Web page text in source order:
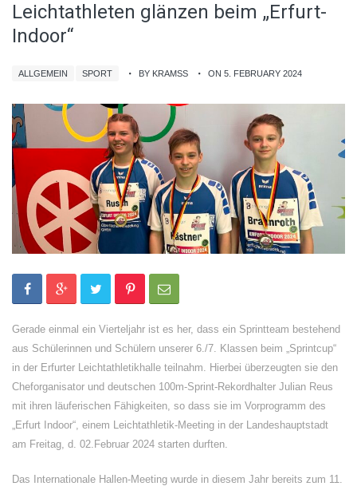
Leichtathleten glänzen beim „Erfurt-
Indoor“
ALLGEMEIN SPORT BY KRAMSS ON 5. FEBRUARY 2024
Gerade einmal ein Vierteljahr ist es her, dass ein Sprintteam bestehend
aus Schülerinnen und Schülern unserer 6./7. Klassen beim „Sprintcup“
in der Erfurter Leichtathletikhalle teilnahm. Hierbei überzeugten sie den
Cheforganisator und deutschen 100m-Sprint-Rekordhalter Julian Reus
mit ihren läuferischen Fähigkeiten, so dass sie im Vorprogramm des
„Erfurt Indoor“, einem Leichtathletik-Meeting in der Landeshauptstadt
am Freitag, d. 02.Februar 2024 starten durften.
Das Internationale Hallen-Meeting wurde in diesem Jahr bereits zum 11.